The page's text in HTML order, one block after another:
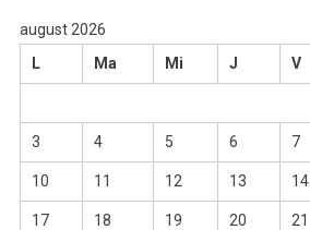
august 2026
L
Ma Mi J V
3 4 5 6 7
10 11 12 13 14
17 18 19 20 21